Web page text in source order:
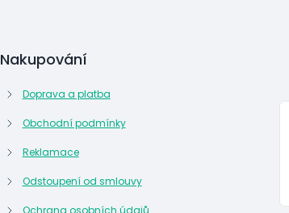
Nakupování
Doprava a platba
Obchodní podmínky
Reklamace
Odstoupení od smlouvy
Ochrana osobních údajů